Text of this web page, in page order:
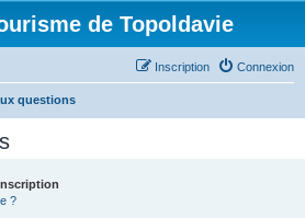
de Topoldavie
Connexion
Inscription
questions
?